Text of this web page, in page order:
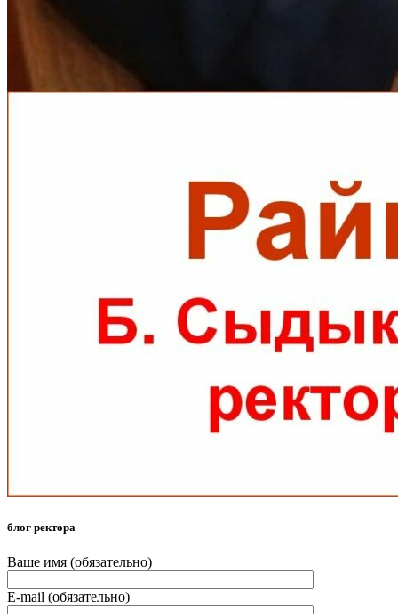
блог ректора
Ваше имя (обязательно)
E-mail (обязательно)